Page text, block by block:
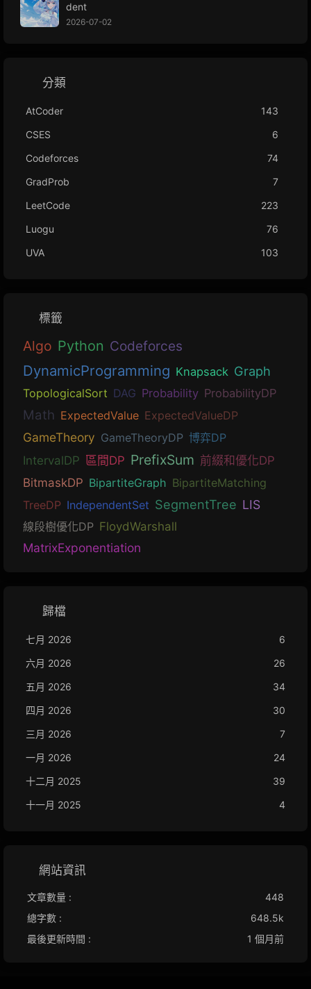
dent
2026-07-02
分類
AtCoder
143
CSES
6
Codeforces
74
GradProb
7
LeetCode
223
Luogu
76
UVA
103
標籤
Algo Python Codeforces
DynamicProgramming Knapsack Graph
TopologicalSort DAG Probability ProbabilityDP
Math ExpectedValue ExpectedValueDP
GameTheory GameTheoryDP 博弈DP
IntervalDP 區間DP PrefixSum 前綴和優化DP
BitmaskDP BipartiteGraph BipartiteMatching
TreeDP IndependentSet SegmentTree LIS
線段樹優化DP FloydWarshall
MatrixExponentiation
歸檔
七月 2026
6
六月 2026
26
五月 2026
34
四月 2026
30
三月 2026
7
一月 2026
24
十二月 2025
39
十一月 2025
4
網站資訊
文章數量 :
448
總字數 :
648.5k
最後更新時間 :
1 個月前